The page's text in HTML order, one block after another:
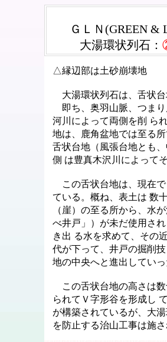
ＧＬＮ(GREEN &
大湯環状列石：
△縁辺部は土砂崩壊地
大湯環状列石は、舌状
即ち、奥羽山脈、つま
河川によって両側を削 ら
地は、鹿角盆地では至る
舌状台地（風張台地とも
側 は豊真木沢川によって
この舌状台地は、現在
ている。概ね、表土は 数
（崖）の至る所から、水
べ井戸」）が未だ使用さ
き出 る水を求めて、その
代が下って、井戸の掘削
地の中央へと進出してい
この舌状台地の高さは
られてＶ字形谷を形成し
が構築されているが、大
を防止する治山工事は施